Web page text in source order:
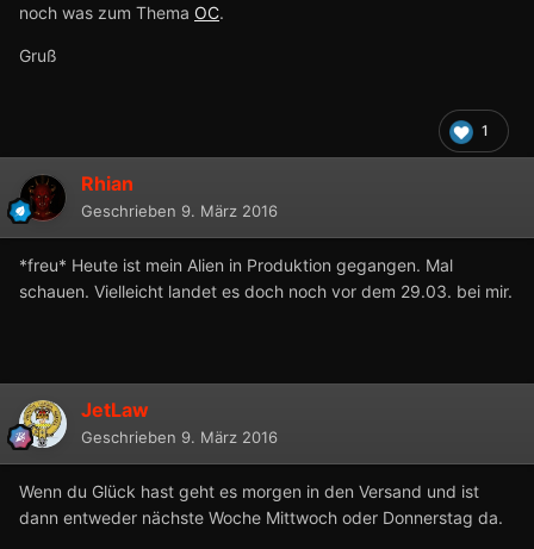
noch was zum Thema OC.
Gruß
1
Rhian
Geschrieben 9. März 2016
*freu* Heute ist mein Alien in Produktion gegangen. Mal
schauen. Vielleicht landet es doch noch vor dem 29.03. bei mir.
JetLaw
Geschrieben 9. März 2016
Wenn du Glück hast geht es morgen in den Versand und ist
dann entweder nächste Woche Mittwoch oder Donnerstag da.